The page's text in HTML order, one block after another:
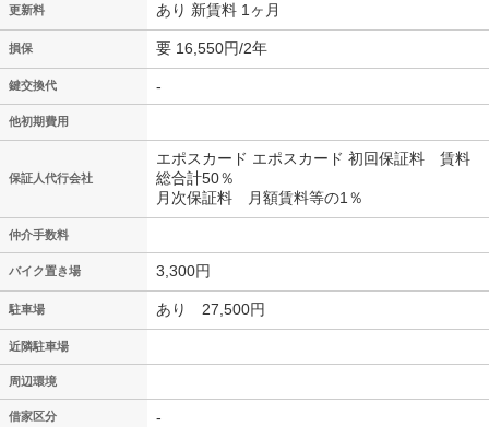
更新料 あり 新賃料 1ヶ月
損保 要 16,550円/2年
鍵交換代 -
他初期費用
保証人代行会社
エポスカード エポスカード 初回保証料 賃料
総合計50％
月次保証料 月額賃料等の1％
仲介手数料
バイク置き場 3,300円
駐車場 あり 27,500円
近隣駐車場
周辺環境
借家区分 -